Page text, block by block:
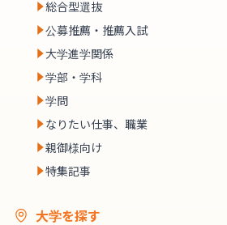
総合型選抜
公募推薦・推薦入試
大学進学関係
学部・学科
学問
なりたい仕事、職業
親御様向け
特集記事
大学を探す